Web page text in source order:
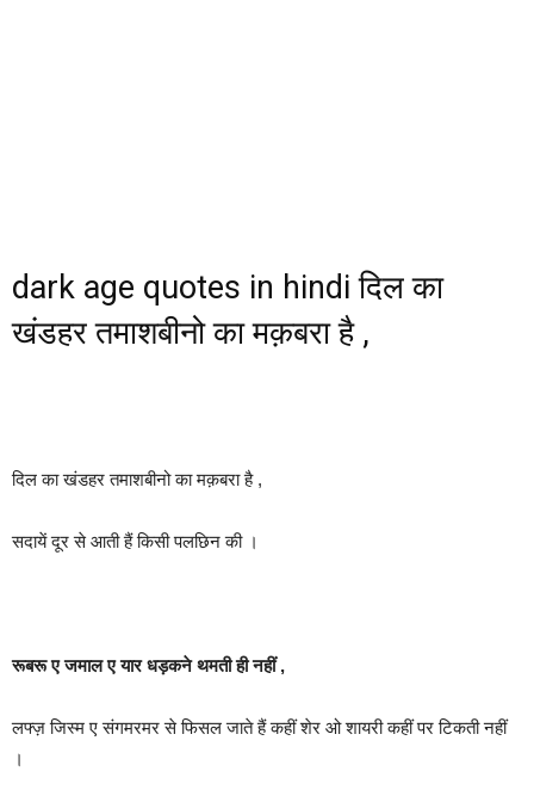
dark age quotes in hindi दिल का
खंडहर तमाशबीनो का मक़बरा है ,
दिल का खंडहर तमाशबीनो का मक़बरा है ,
सदायें दूर से आती हैं किसी पलछिन की ।
रूबरू ए जमाल ए यार धड़कने थमती ही नहीं ,
लफ्ज़ जिस्म ए संगमरमर से फिसल जाते हैं कहीं शेर ओ शायरी कहीं पर टिकती नहीं
।